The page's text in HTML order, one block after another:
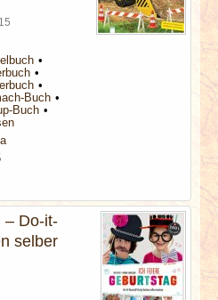
Buch
Buch
– Do-it-
selber